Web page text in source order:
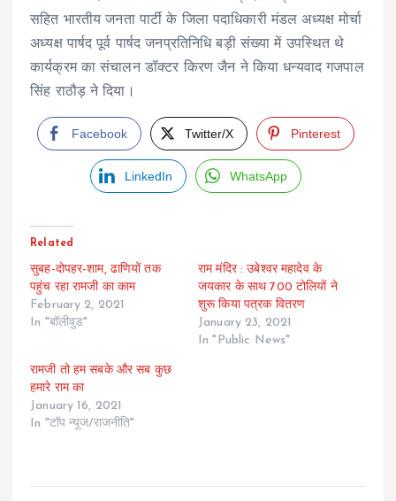
सहित भारतीय जनता पार्टी के जिला पदाधिकारी मंडल अध्यक्ष मोर्चा
अध्यक्ष पार्षद पूर्व पार्षद जनप्रतिनिधि बड़ी संख्या में उपस्थित थे
कार्यक्रम का संचालन डॉक्टर किरण जैन ने किया धन्यवाद गजपाल
सिंह राठौड़ ने दिया।
Facebook Twitter/X Pinterest
LinkedIn WhatsApp
Related
सुबह-दोपहर-शाम, ढाणियों तक
पहुंच रहा रामजी का काम
February 2, 2021
In "बॉलीवुड"
राम मंदिर : उबेश्वर महादेव के
जयकार के साथ 700 टोलियों ने
शुरू किया पत्रक वितरण
January 23, 2021
In "Public News"
रामजी तो हम सबके और सब कुछ
हमारे राम का
January 16, 2021
In "टॉप न्यूज/राजनीति"